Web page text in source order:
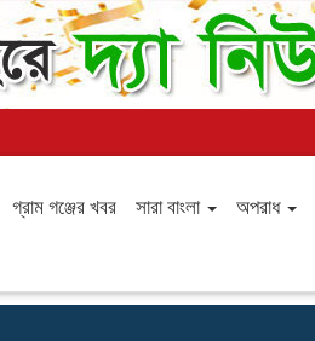
গ্রাম গঞ্জের খবর সারা বাংলা অপরাধ